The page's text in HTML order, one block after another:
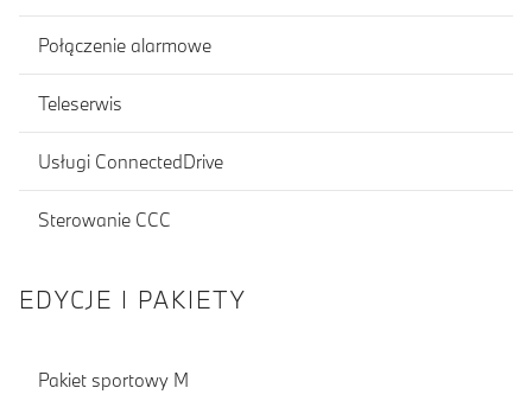
Połączenie alarmowe
Teleserwis
Usługi ConnectedDrive
Sterowanie CCC
EDYCJE I PAKIETY
Pakiet sportowy M